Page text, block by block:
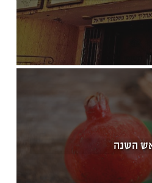
השנה